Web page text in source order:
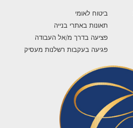
ביטוח לאומי
תאונות באתרי בנייה
פציעה בדרך מ/אל העבודה
פגיעה בעקבות רשלנות מעסיק